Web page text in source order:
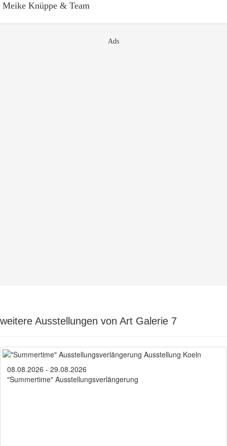
Meike Knüppe & Team
Ads
weitere Ausstellungen von Art Galerie 7
08.08.2026 - 29.08.2026
"Summertime" Ausstellungsverlängerung